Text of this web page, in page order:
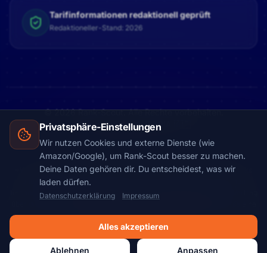
Privatsphäre-Einstellungen
Wir nutzen Cookies und externe Dienste (wie
Amazon/Google), um Rank-Scout besser zu machen.
Deine Daten gehören dir. Du entscheidest, was wir
laden dürfen.
Datenschutzerklärung Impressum
Alles akzeptieren
Ablehnen Anpassen
Tarifinformationen redaktionell geprüft
Redaktioneller-Stand: 2026
© 2026 Rank-Scout. Alle Rechte vorbehalten.
Made with
in AUSTRIA 🇦🇹
*Werbehinweis: Rank-Scout finanziert sich teilweise über Partnerlinks
und eingebundene Vergleichsrechner. Wenn du über einen solchen
Rechner eine Berechnung startest, einen Antrag stellst oder einen Vertrag
Provision. Für dich entstehen dadurch keine zusätzlichen Kosten. Unsere
Inhalte werden redaktionell erstellt, sachlich gepflegt und unabhängig von
einzelnen Partnerprovisionen strukturiert.